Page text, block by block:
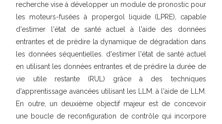
recherche vise à développer un module de pronostic pour
les moteurs-fusées à propergol liquide (LPRE), capable
d'estimer l'état de santé actuel à l'aide des données
entrantes et de prédire la dynamique de dégradation dans
les données séquentielles. d'estimer l'état de santé actuel
en utilisant les données entrantes et de prédire la durée de
vie utile restante (RUL) grâce à des techniques
d'apprentissage avancées utilisant les LLM. à l'aide de LLM.
En outre, un deuxième objectif majeur est de concevoir
une boucle de reconfiguration de contrôle qui incorpore